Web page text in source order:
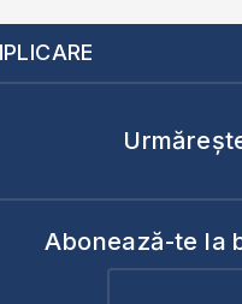
Abonează-te la